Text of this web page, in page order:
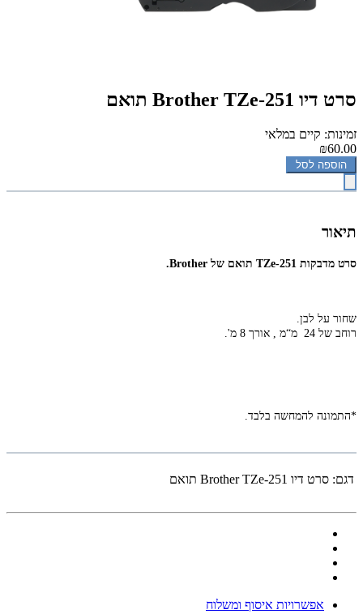
סרט דיו Brother TZe-251 תואם
זמינות: קיים במלאי
₪60.00
הוספה לסל
תיאור
סרט מדבקות TZe-251 תואם של Brother.
שחור על לבן.
רוחב של 24 מ“מ ,
אורך 8 מ'.
*התמונה להמחשה בלבד.
דגם: סרט דיו Brother TZe-251 תואם
אפשרויות איסוף ומשלוח